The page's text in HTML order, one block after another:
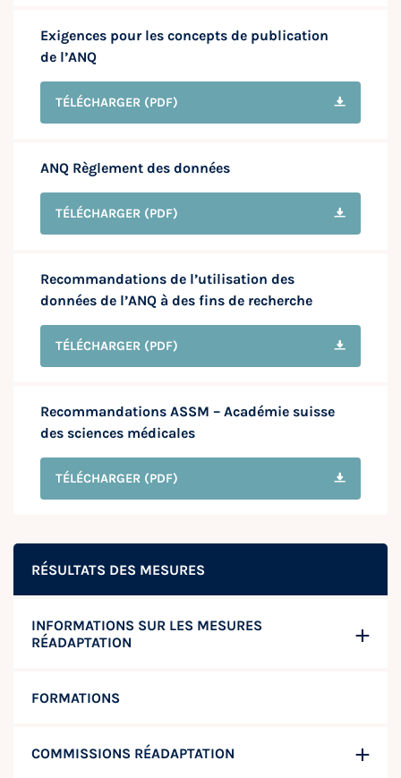
RÉSULTATS DES MESURES
INFORMATIONS SUR LES MESURES
RÉADAPTATION
FORMATIONS
COMMISSIONS RÉADAPTATION
Exigences pour les concepts de publication
de l’ANQ
TÉLÉCHARGER (PDF)
ANQ Règlement des données
TÉLÉCHARGER (PDF)
Recommandations de l’utilisation des
données de l’ANQ à des fins de recherche
TÉLÉCHARGER (PDF)
Recommandations ASSM – Académie suisse
des sciences médicales
TÉLÉCHARGER (PDF)